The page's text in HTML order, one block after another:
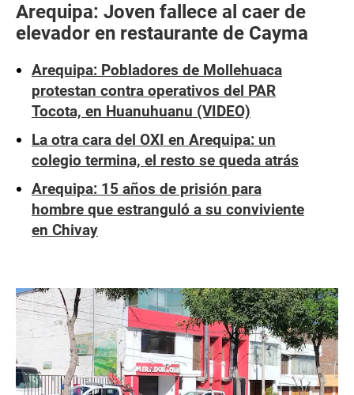
Arequipa: Joven fallece al caer de
elevador en restaurante de Cayma
Arequipa: Pobladores de Mollehuaca
protestan contra operativos del PAR
Tocota, en Huanuhuanu (VIDEO)
La otra cara del OXI en Arequipa: un
colegio termina, el resto se queda atrás
Arequipa: 15 años de prisión para
hombre que estranguló a su conviviente
en Chivay